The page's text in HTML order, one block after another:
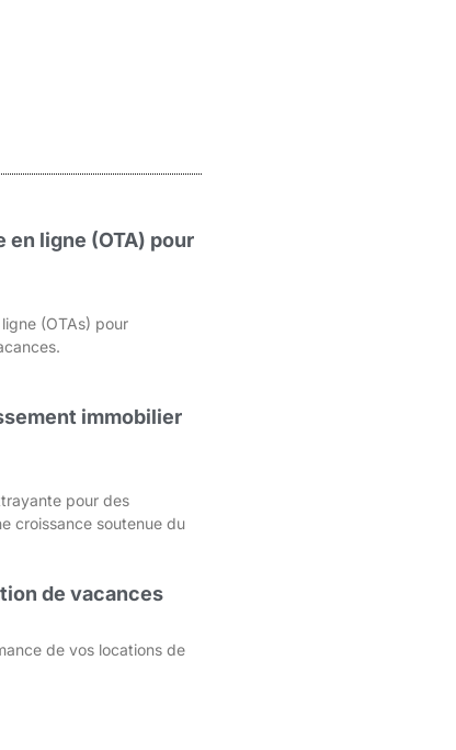
en ligne (OTA) pour
(OTAs) pour
immobilier
pour des
croissance soutenue du
de vacances
de vos locations de